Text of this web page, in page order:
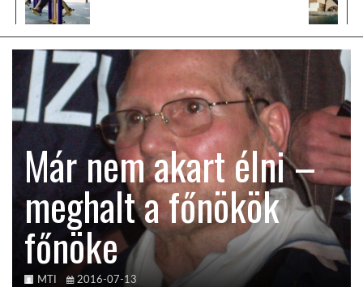
LATIN-AMERIKA
KÖZEL-KELET
AUSZTRÁLIA
A VILÁG ITTHON
Már nem akart élni –
meghalt a főnökök
főnöke
MTI 2016-07-13